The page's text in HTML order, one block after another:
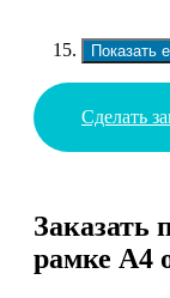
Показать
Сделать
Заказать
рамке А4